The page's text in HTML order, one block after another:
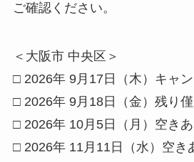
ご確認ください。
＜大阪市 中央区＞
□ 2026年 9月17日（木）キャ
□ 2026年 9月18日（金）残り
□ 2026年 10月5日（月）空きあ
□ 2026年 11月11日（水）空き